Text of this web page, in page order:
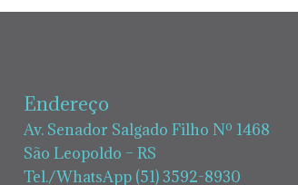
Endereço
Av. Senador Salgado Filho Nº 1468
São Leopoldo – RS
Tel./WhatsApp (51) 3592-8930